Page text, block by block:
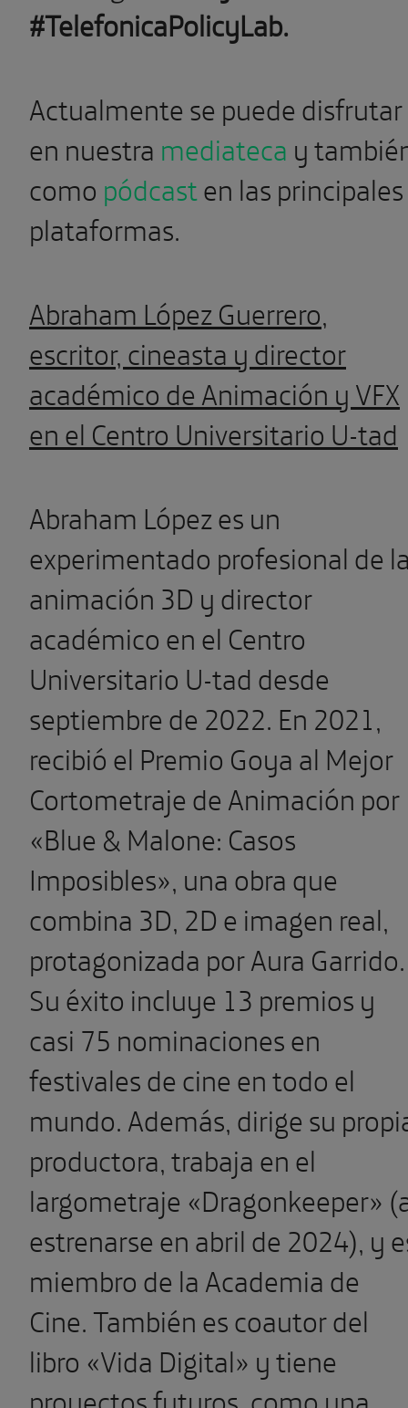
#TelefonicaPolicyLab.
Actualmente se puede disfrutar
en nuestra mediateca y
como pódcasten las principales
plataformas.
Abraham López Guerrero,
escritor, cineasta y director
académico de Animación y VFX
en el Centro Universitario U-tad
Abraham López es un
experimentado profesional de
animación 3D y director
académico en el Centro
Universitario U-tad desde
septiembre de 2022. En 2021,
recibió el Premio Goya al Mejor
Cortometraje de Animación por
«Blue & Malone: Casos
Imposibles», una obra que
combina 3D, 2D e imagen real,
protagonizada por Aura Garrido.
Su éxito incluye 13 premios y
casi 75 nominaciones en
festivales de cine en todo el
mundo. Además, dirige su
productora, trabaja en el
largometraje «Dragonkeeper»
estrenarse en abril de 2024), y
miembro de la Academia de
Cine. También es coautor del
libro «Vida Digital» y tiene